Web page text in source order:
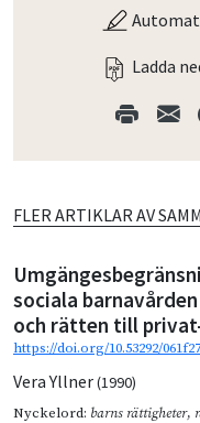
Ladda
FLER ARTIKLAR AV
sociala
och rätten till
https://doi.org/10.53292/
Vera Yllner(1990)
Nyckelord: barns rättigheter,